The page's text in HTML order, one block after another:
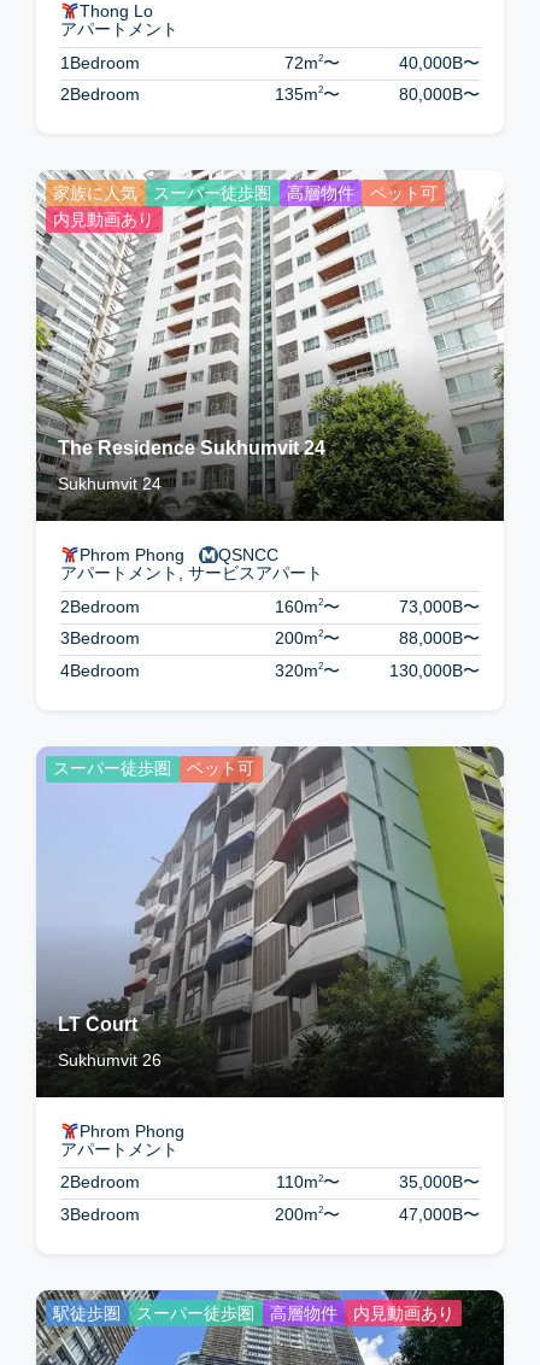
Thong Lo
アパートメント
1Bedroom
72m2〜 40,000B〜
2Bedroom
135m2〜 80,000B〜
家族に人気 スーパー徒歩圏 高層物件
ペット可
内見動画あり
The Residence Sukhumvit 24
Sukhumvit 24
Phrom Phong QSNCC
アパートメント, サービスアパート
2Bedroom
160m2〜 73,000B〜
3Bedroom
200m2〜 88,000B〜
4Bedroom
320m2〜 130,000B〜
スーパー徒歩圏 ペット可
LT Court
Sukhumvit 26
Phrom Phong
アパートメント
2Bedroom
110m2〜 35,000B〜
3Bedroom
200m2〜 47,000B〜
駅徒歩圏 スーパー徒歩圏 高層物件 内見動画あり